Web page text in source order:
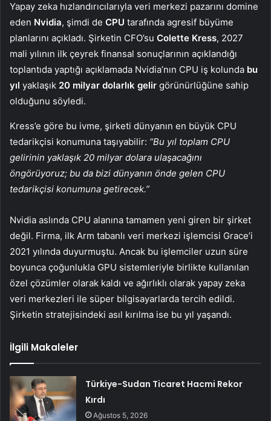
Yapay zeka hızlandırıcılarıyla veri merkezi pazarını domine
eden Nvidia, şimdi de CPU tarafında agresif büyüme
planlarını açıkladı. Şirketin CFO’su Colette Kress, 2027
mali yılının ilk çeyrek finansal sonuçlarının açıklandığı
toplantıda yaptığı açıklamada Nvidia’nın CPU iş kolunda bu
yıl yaklaşık 20 milyar dolarlık gelir görünürlüğüne sahip
olduğunu söyledi.
Kress’e göre bu ivme, şirketi dünyanın en büyük CPU
tedarikçisi konumuna taşıyabilir: “Bu yıl toplam CPU
gelirinin yaklaşık 20 milyar dolara ulaşacağını
öngörüyoruz; bu da bizi dünyanın önde gelen CPU
tedarikçisi konumuna getirecek.”
Nvidia aslında CPU alanına tamamen yeni giren bir şirket
değil. Firma, ilk Arm tabanlı veri merkezi işlemcisi Grace’i
2021 yılında duyurmuştu. Ancak bu işlemciler uzun süre
boyunca çoğunlukla GPU sistemleriyle birlikte kullanılan
özel çözümler olarak kaldı ve ağırlıklı olarak yapay zeka
veri merkezleri ile süper bilgisayarlarda tercih edildi.
Şirketin stratejisindeki asıl kırılma ise bu yıl yaşandı.
İlgili Makaleler
Türkiye-Sudan Ticaret Hacmi Rekor
Kırdı
Ağustos 5, 2026